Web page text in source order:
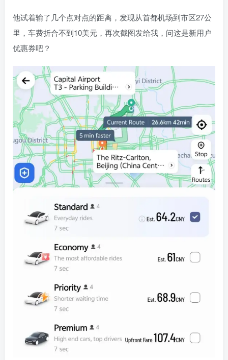
他试着输了几个点对点的距离，发现从首都机场到市区27公
里，车费折合不到10美元，再次截图发给我，问这是新用户
优惠券吧？